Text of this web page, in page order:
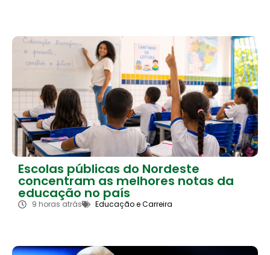
Escolas públicas do Nordeste
concentram as melhores notas da
educação no país
9 horas atrás Educação e Carreira